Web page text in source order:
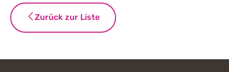
Zurück zur Liste